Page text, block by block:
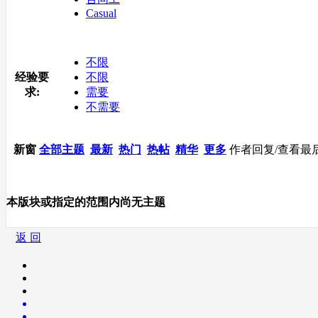
Casual
经验要
求:
不限
不限
需要
不需要
新窗 全部主题 最新 热门 热帖 精华 更多 作者回复/查看最
本版块或指定的范围内尚无主题
返 回